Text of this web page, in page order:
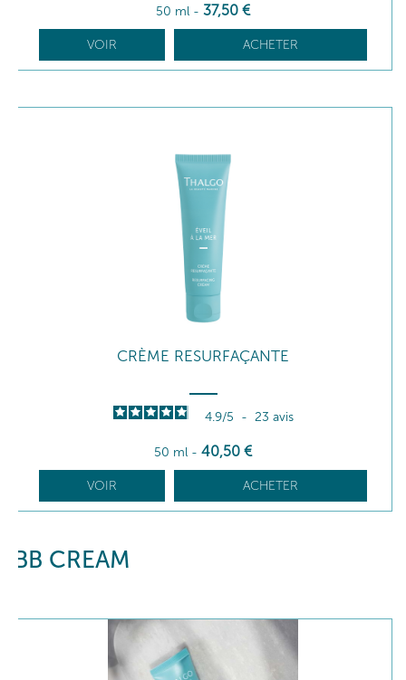
50 ml - 37,50 €
VOIR ACHETER
CRÈME RESURFAÇANTE
4.9/5 - 23 avis
50 ml - 40,50 €
VOIR ACHETER
BB CREAM